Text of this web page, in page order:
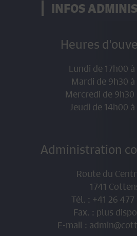
INFOS
Heures
Lundi de 17h00
Mardi de 9h30 à
Mercredi de 9h30
Jeudi de 14h00
Administration
Route du
1741
Tél. : +41 26
Fax. : plus
E-mail :
Il revient donc au propriétaire
janvier de l’année courante